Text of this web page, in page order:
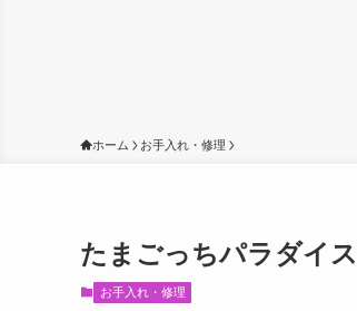
ホーム お手入れ・修理
たまごっちパラダイ
お手入れ・修理